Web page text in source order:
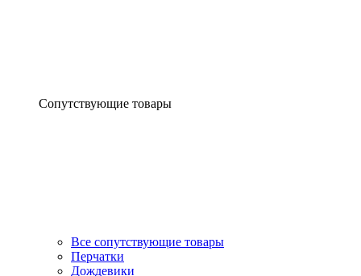
Сопутствующие товары
Все сопутствующие товары
Перчатки
Дождевики